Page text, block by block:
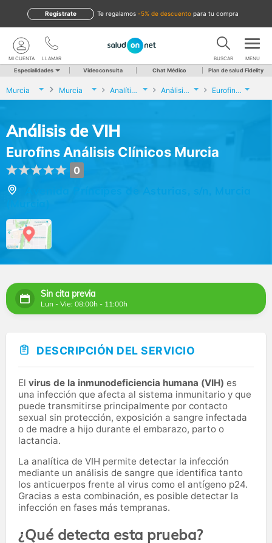
te regalamos -5% de descuento para tu compra
Regístrate
LLAMAR
MI CUENTA BUSCAR MENU
Especialidades Videoconsulta Chat Médico Plan de salud Fidelity
Murcia Murcia Analíticas y Genética Análisis de VIH Eurofins Análisis Clínicos Murcia
Análisis de VIH
Eurofins Análisis Clínicos Murcia
0
Avenida Príncipes de Asturias, s/n, Murcia
Sin cita previa
Lun - Vie: 08:00h - 11:00h
DESCRIPCIÓN DEL SERVICIO
El virus de la inmunodeficiencia humana (VIH) es
una infección que afecta al sistema inmunitario y que
puede transmitirse principalmente por contacto
sexual sin protección, exposición a sangre infectada
o de madre a hijo durante el embarazo, parto o
lactancia.
La analítica de VIH permite detectar la infección
mediante un análisis de sangre que identifica tanto
los anticuerpos frente al virus como el antígeno p24.
Gracias a esta combinación, es posible detectar la
infección en fases más tempranas.
¿Qué detecta esta prueba?